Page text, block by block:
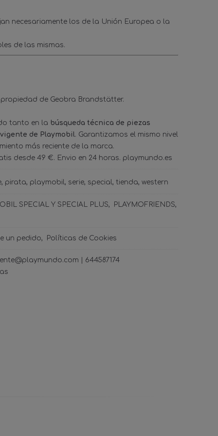
necesariamente los de la Unión Europea o la
de las mismas.
de Geobra Brandstätter.
tanto en la búsqueda técnica de piezas
de Playmobil. Garantizamos el mismo nivel
más reciente de la marca.
desde 49 €. Envio en 24 horas. playmundo.es
pirata playmobil serie special tienda western
SPECIAL Y SPECIAL PLUS
PLAYMOFRIENDS
un pedido Políticas de Cookies
| 644587174